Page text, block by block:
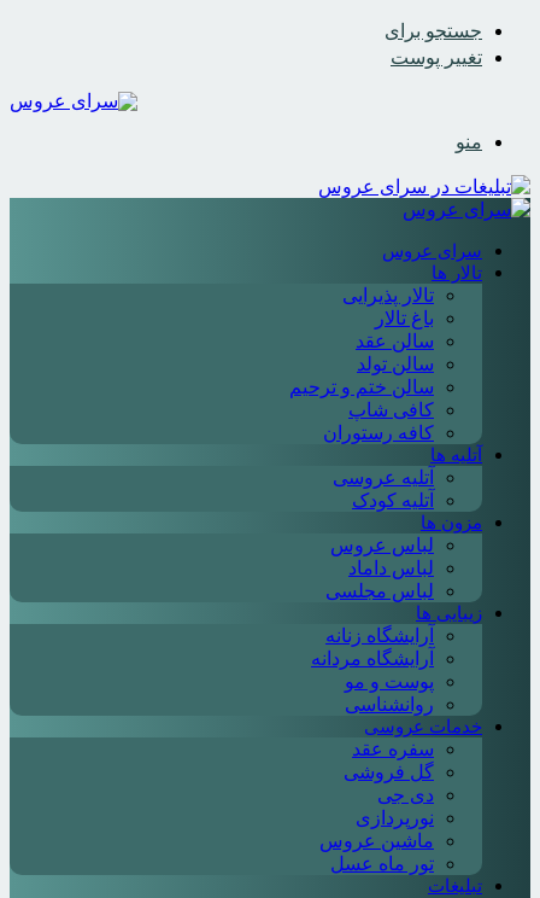
جستجو برای
تغییر پوست
منو
سرای عروس
تالار ها
تالار پذیرایی
باغ تالار
سالن عقد
سالن تولد
سالن ختم و ترحیم
کافی شاپ
کافه رستوران
آتلیه ها
آتلیه عروسی
آتلیه کودک
مزون ها
لباس عروس
لباس داماد
لباس مجلسی
زیبایی ها
آرایشگاه زنانه
آرایشگاه مردانه
پوست و مو
روانشناسی
خدمات عروسی
سفره عقد
گل فروشی
دی جی
نورپردازی
ماشین عروس
تور ماه عسل
تبلیغات